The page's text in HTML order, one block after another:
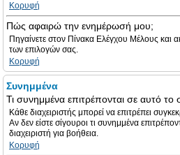
Κορυφή
Πώς αφαιρώ την ενημέρωσή μου;
Πηγαίνετε στον Πίνακα Ελέγχου Μέλους και
των επιλογών σας.
Κορυφή
Συνημμένα
Τι συνημμένα επιτρέπονται σε αυτό το
Κάθε διαχειριστής μπορεί να επιτρέπει
Αν δεν είστε σίγουροι τι συνημμένα
διαχειριστή για βοήθεια.
Κορυφή